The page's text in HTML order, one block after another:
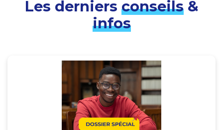
Les derniers conseils&
infos